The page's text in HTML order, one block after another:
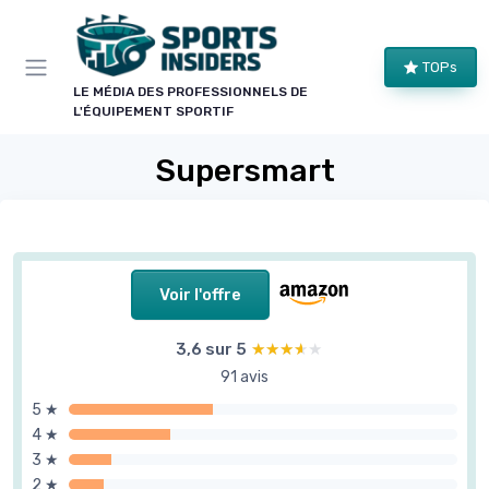
LE MÉDIA DES PROFESSIONNELS DE
L'ÉQUIPEMENT SPORTIF
TOPs
Supersmart
Voir l'offre
3,6 sur 5 ★★★★★
★★★★★
91 avis
5 ★
4 ★
3 ★
Panneau de gestion des cookies